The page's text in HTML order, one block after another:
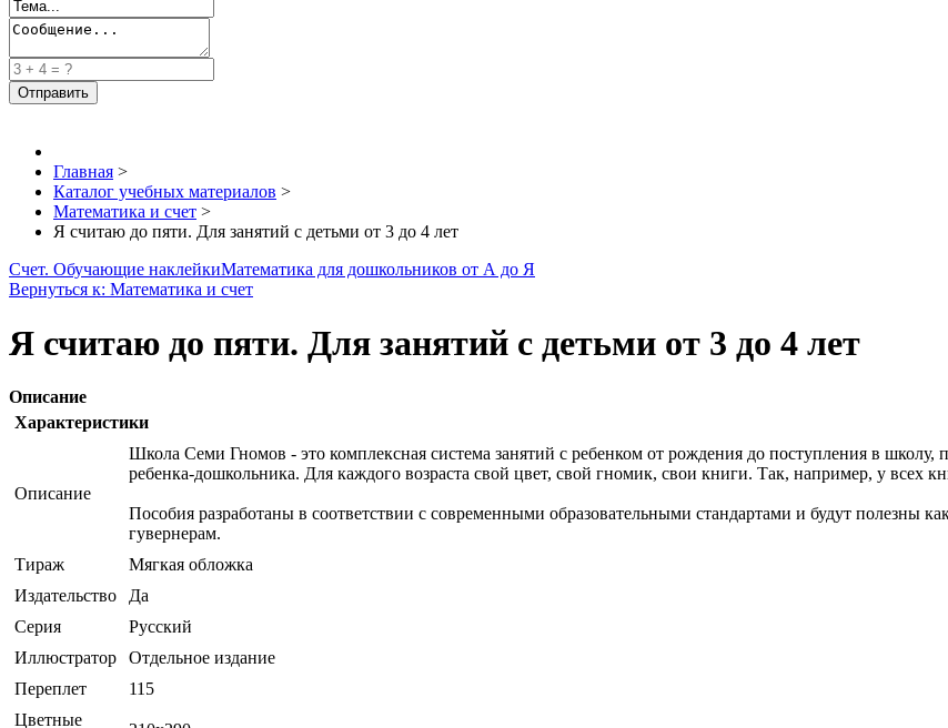
Главная >
Каталог учебных материалов >
Математика и счет >
Я считаю до пяти. Для занятий с детьми от 3 до 4 лет
Счет. Обучающие наклейкиМатематика для дошкольников от А до Я
Вернуться к: Математика и счет
Я считаю до пяти. Для занятий с детьми от 3 до 4 лет
Описание
Характеристики
Описание
Школа Семи Гномов - это комплексная система занятий с ребенком от рождения до поступления в
ребенка-дошкольника. Для каждого возраста свой цвет, свой гномик, свои книги. Так, например, у всех
Пособия разработаны в соответствии с современными образовательными стандартами и будут полезны
гувернерам.
Тираж
Мягкая обложка
Издательство
Да
Серия
Русский
Иллюстратор
Отдельное издание
Переплет
115
Цветные